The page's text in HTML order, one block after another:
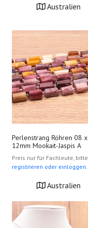
Australien
Perlenstrang Röhren 08 x
12mm Mookait-Jaspis A
Preis nur für Fachleute, bitte
registrieren oder einloggen.
Australien